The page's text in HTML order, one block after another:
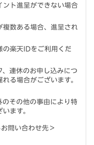
ント進呈ができない場合
数ある場合、進呈され
の楽天IDをご利用くだ
連休のお申し込みにつ
る場合がございます。
のその他の事由により特
ます。
問い合わせ先＞